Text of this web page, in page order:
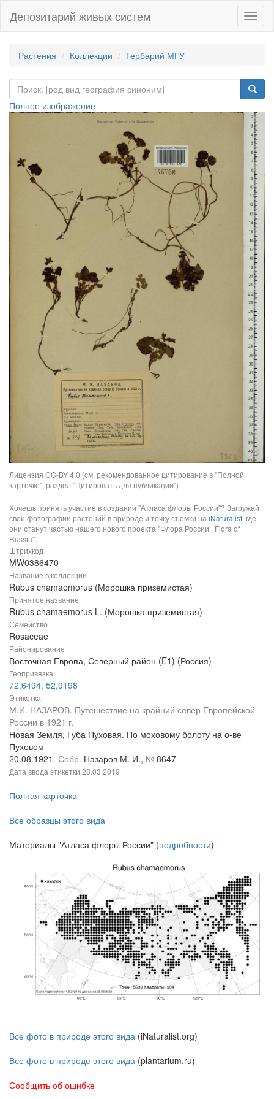
Депозитарий живых систем
Растения Коллекции Гербарий МГУ
Полное изображение
Лицензия CC-BY 4.0 (см. рекомендованное цитирование в "Полной
карточке", раздел "Цитировать для публикации")
Хочешь принять участие в создании "Атласа флоры России"? Загружай
свои фотографии растений в природе и точку съемки на iNaturalist, где
они станут частью нашего нового проекта "Флора России | Flora of
Russia".
Штрихкод
MW0386470
Название в коллекции
Rubus chamaemorus (Морошка приземистая)
Принятое название
Rubus chamaemorus L. (Морошка приземистая)
Семейство
Rosaceae
Районирование
Восточная Европа, Северный район (E1) (Россия)
Геопривязка
72,6494, 52,9198
Этикетка
М.И. НАЗАРОВ. Путешествие на крайний север Европейской
России в 1921 г.
Новая Земля; Губа Пуховая. По моховому болоту на о-ве
Пуховом
20.08.1921. Собр. Назаров М. И., № 8647
Дата ввода этикетки 28.03.2019
Полная карточка
Все образцы этого вида
Материалы "Атласа флоры России" (подробности)
Все фото в природе этого вида (iNaturalist.org)
Все фото в природе этого вида (plantarium.ru)
Сообщить об ошибке